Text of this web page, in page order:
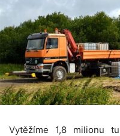
Vytěžíme 1,8 milionu